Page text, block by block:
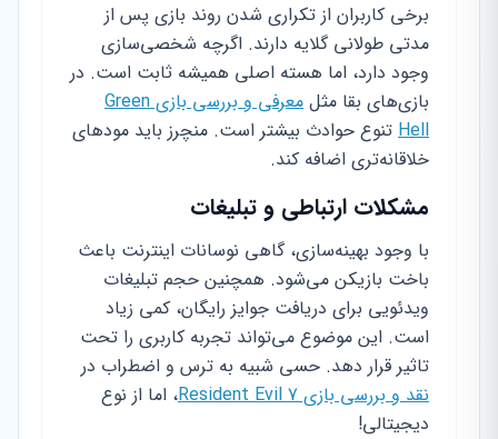
برخی کاربران از تکراری شدن روند بازی پس از
مدتی طولانی گلایه دارند. اگرچه شخصی‌سازی
وجود دارد، اما هسته اصلی همیشه ثابت است. در
بازی‌های بقا مثل
معرفی و بررسی بازی Green
Hell تنوع حوادث بیشتر است. منچرز باید مودهای
خلاقانه‌تری اضافه کند.
مشکلات ارتباطی و تبلیغات
با وجود بهینه‌سازی، گاهی نوسانات اینترنت باعث
باخت بازیکن می‌شود. همچنین حجم تبلیغات
ویدئویی برای دریافت جوایز رایگان، کمی زیاد
است. این موضوع می‌تواند تجربه کاربری را تحت
تاثیر قرار دهد. حسی شبیه به ترس و اضطراب در
نقد و بررسی بازی Resident Evil 7
، اما از نوع
دیجیتالی!